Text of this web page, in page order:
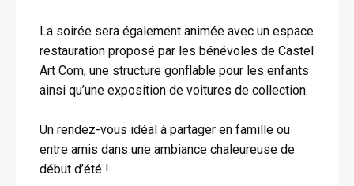
La soirée sera également animée avec un espace
restauration proposé par les bénévoles de Castel
Art Com, une structure gonflable pour les enfants
ainsi qu’une exposition de voitures de collection.
Un rendez-vous idéal à partager en famille ou
entre amis dans une ambiance chaleureuse de
début d’été !